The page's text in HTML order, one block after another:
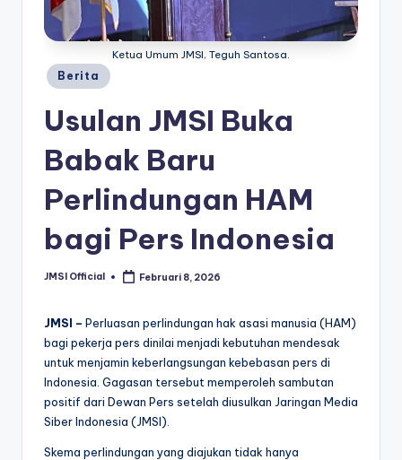
Ketua Umum JMSI, Teguh Santosa.
Berita
Usulan JMSI Buka
Babak Baru
Perlindungan HAM
bagi Pers Indonesia
JMSI Official Februari 8, 2026
JMSI – Perluasan perlindungan hak asasi manusia (HAM)
bagi pekerja pers dinilai menjadi kebutuhan mendesak
untuk menjamin keberlangsungan kebebasan pers di
Indonesia. Gagasan tersebut memperoleh sambutan
positif dari Dewan Pers setelah diusulkan Jaringan Media
Siber Indonesia (JMSI).
Skema perlindungan yang diajukan tidak hanya